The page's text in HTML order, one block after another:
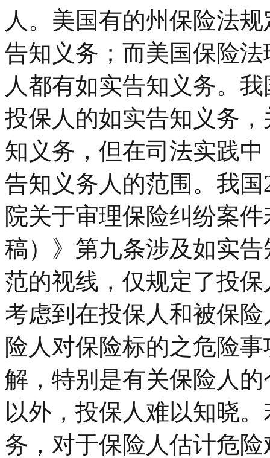
人。美国有的州保险法
告知义务；而美国保险
人都有如实告知义务。
投保人的如实告知义务
知义务，但在司法实践
告知义务人的范围。我
院关于审理保险纠纷案
稿）》第九条涉及如实
范的视线，仅规定了投
考虑到在投保人和被保
险人对保险标的之危险
解，特别是有关保险人
以外，投保人难以知晓
务，对于保险人估计危